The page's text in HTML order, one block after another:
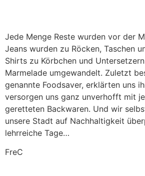
Jede Menge Reste wurden vor der
Jeans wurden zu Röcken, Taschen
Shirts zu Körbchen und
Marmelade umgewandelt. Zuletzt
genannte Foodsaver, erklärten uns
versorgen uns ganz unverhofft mit
geretteten Backwaren. Und wir
unsere Stadt auf Nachhaltigkeit
lehrreiche Tage…
FreC